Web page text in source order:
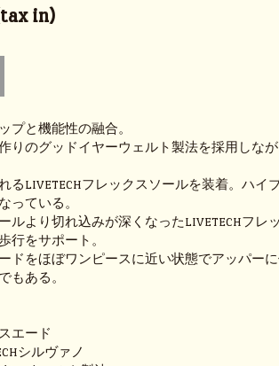
in)
プと機能性の融合。
りのグッドイヤーウェルト製法を採用しなが
るLIVETECHフレックスソールを装着。ハイ
っている。
ルより切れ込みが深くなったLIVETECHフレ
行をサポート。
ドをほぼワンピースに近い状態でアッパーに
もある。
エード
シルヴァノ